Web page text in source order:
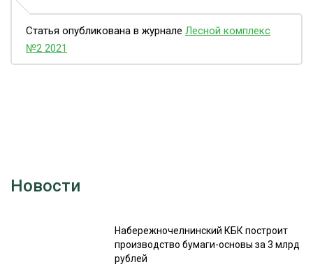
Статья опубликована в журнале Лесной комплекс
№2 2021
Новости
Набережночелнинский КБК построит
производство бумаги-основы за 3 млрд
рублей